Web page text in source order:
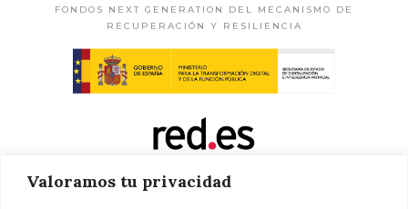
Valoramos tu privacidad
FONDOS NEXT GENERATION DEL MECANISMO DE
RECUPERACIÓN Y RESILIENCIA